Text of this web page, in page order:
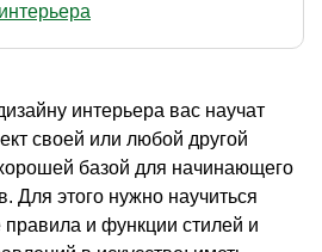
интерьера вас научат
своей или любой другой
базой для начинающего
Для этого нужно научиться
и функции стилей и